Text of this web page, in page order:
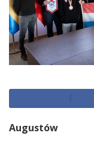
Augustów